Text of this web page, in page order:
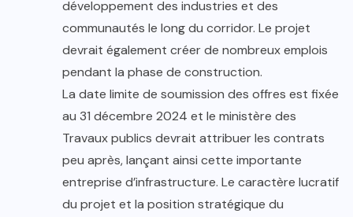
développement des industries et des
communautés le long du corridor. Le projet
devrait également créer de nombreux emplois
pendant la phase de construction.
La date limite de soumission des offres est fixée
au 31 décembre 2024 et le ministère des
Travaux publics devrait attribuer les contrats
peu après, lançant ainsi cette importante
entreprise d’infrastructure. Le caractère lucratif
du projet et la position stratégique du